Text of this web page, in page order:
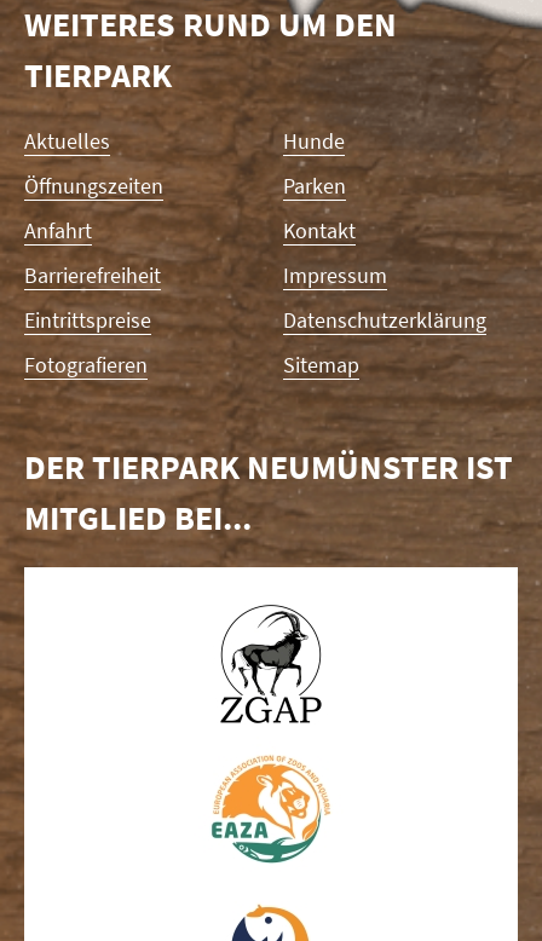
WEITERES RUND UM DEN
TIERPARK
Navigation
überspringen
Aktuelles
Öffnungszeiten
Anfahrt
Barrierefreiheit
Eintrittspreise
Fotografieren
Hunde
Parken
Kontakt
Impressum
Datenschutzerklärung
Sitemap
DER TIERPARK NEUMÜNSTER IST
MITGLIED BEI...